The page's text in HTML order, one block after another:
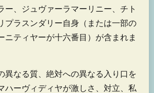
ー、ジュヴァーラマーリニー、チト
プラスンダリー自身（または一部の
ニティヤーが十六番目）が含まれま
異なる質、絶対への異なる入り口を
ハーヴィディヤが激しさ、対立、私